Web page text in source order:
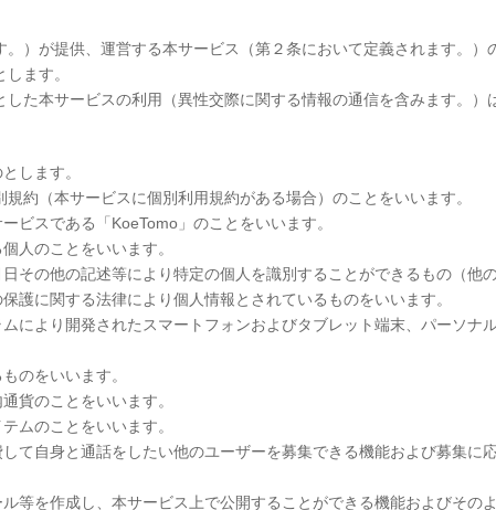
）が提供、運営する本サービス（第２条において定義されます。）
ます。
た本サービスの利用（異性交際に関する情報の通信を含みます。）
します。
約（本サービスに個別利用規約がある場合）のことをいいます。
スである「KoeTomo」のことをいいます。
人のことをいいます。
の他の記述等により特定の個人を識別することができるもの（他
護に関する法律により個人情報とされているものをいいます。
より開発されたスマートフォンおよびタブレット端末、パーソナ
のをいいます。
貨のことをいいます。
ムのことをいいます。
自身と通話をしたい他のユーザーを募集できる機能および募集に
を作成し、本サービス上で公開することができる機能およびその